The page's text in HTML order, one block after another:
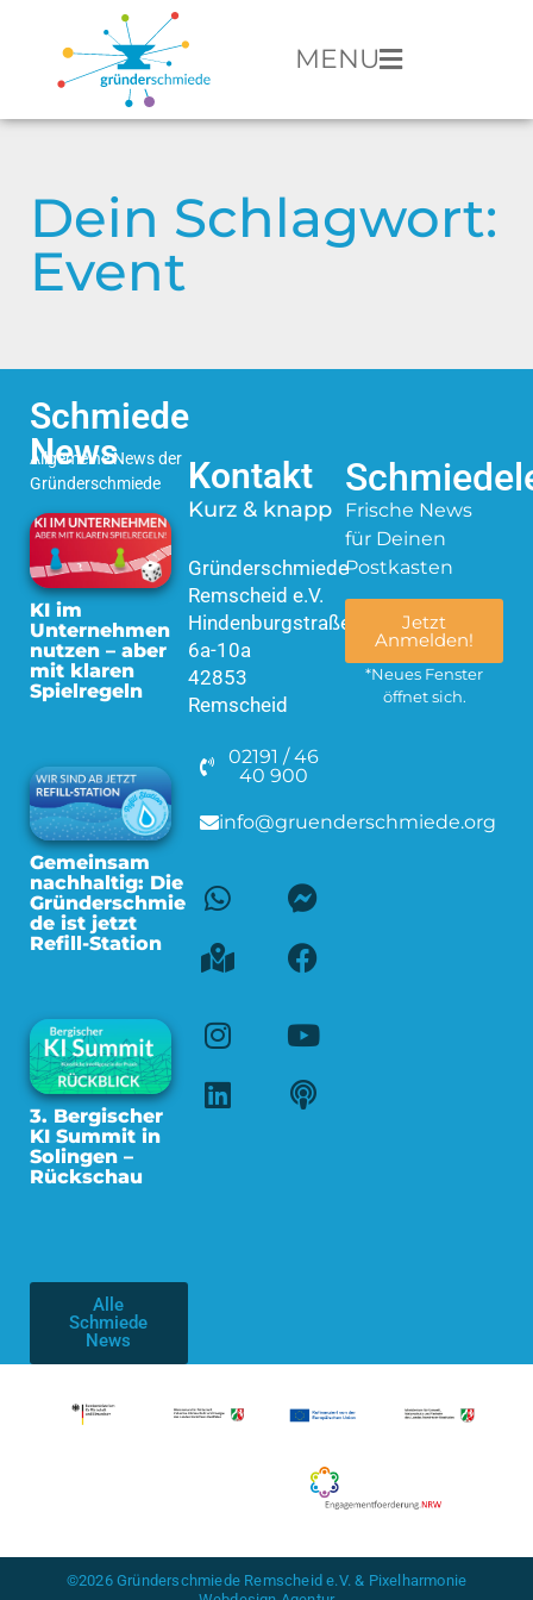
MENU
Dein Schlagwort:
Event
Schmiede
News
Allgemeine News der
Gründerschmiede
KI im
Unternehmen
nutzen – aber
mit klaren
Spielregeln
Gemeinsam
nachhaltig: Die
Gründerschmie
de ist jetzt
Refill-Station
3. Bergischer
KI Summit in
Solingen –
Rückschau
Alle
Schmiede
News
Kontakt
Kurz & knapp
Gründerschmiede
Remscheid e.V.
Hindenburgstraße
6a-10a
42853
Remscheid
02191 / 46
40 900
info@gruenderschmiede.org
Frische News
für Deinen
Postkasten
Jetzt
Anmelden!
*Neues Fenster
öffnet sich.
©2026 Gründerschmiede Remscheid e.V. & Pixelharmonie